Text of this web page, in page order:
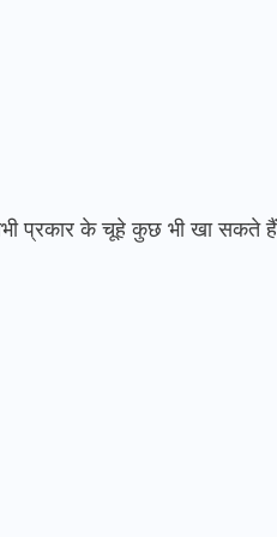
प्रकार के चूहे कुछ भी खा सकते